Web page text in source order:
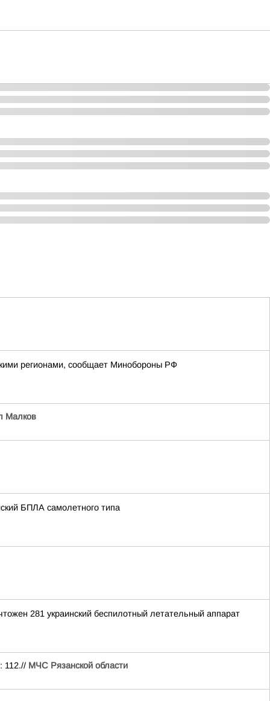
регионами, сообщает Минобороны РФ
Малков
БПЛА самолетного типа
281 украинский беспилотный летательный аппарат
112.// МЧС Рязанской области